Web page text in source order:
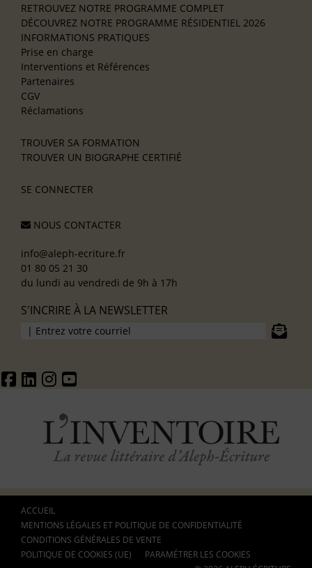
RETROUVEZ NOTRE PROGRAMME COMPLET
DÉCOUVREZ NOTRE PROGRAMME RÉSIDENTIEL 2026
INFORMATIONS PRATIQUES
Prise en charge
Interventions et Références
Partenaires
CGV
Réclamations
TROUVER SA FORMATION
TROUVER UN BIOGRAPHE CERTIFIÉ
SE CONNECTER
NOUS CONTACTER
info@aleph-ecriture.fr
01 80 05 21 30
du lundi au vendredi de 9h à 17h
S'INCRIRE À LA NEWSLETTER
ACCUEIL
MENTIONS LÉGALES ET POLITIQUE DE CONFIDENTIALITÉ
CONDITIONS GÉNÉRALES DE VENTE
POLITIQUE DE COOKIES (UE)
PARAMÉTRER LES COOKIES